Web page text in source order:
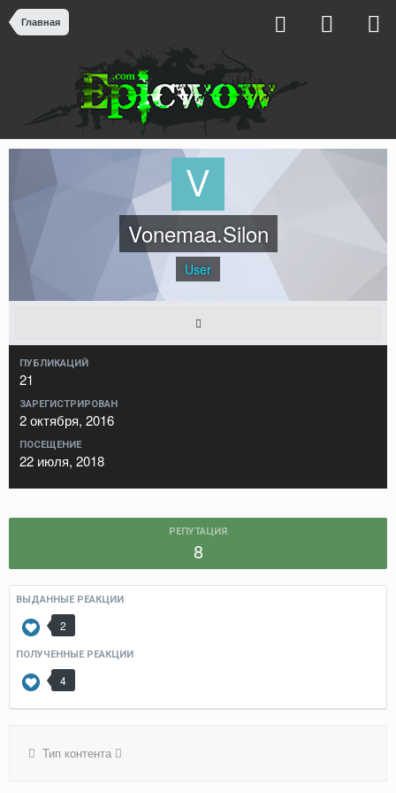
Главная
Vonemaa.Silon
User
ПУБЛИКАЦИЙ
21
ЗАРЕГИСТРИРОВАН
2 октября, 2016
ПОСЕЩЕНИЕ
22 июля, 2018
РЕПУТАЦИЯ
8
ВЫДАННЫЕ РЕАКЦИИ
2
ПОЛУЧЕННЫЕ РЕАКЦИИ
4
Тип контента